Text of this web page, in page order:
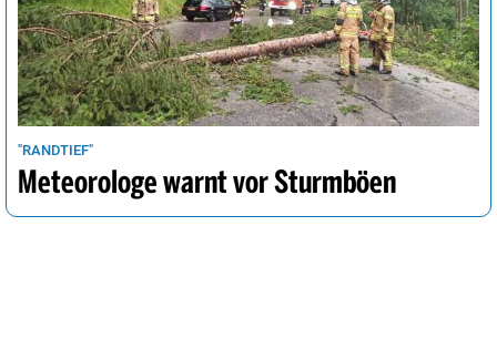
"RANDTIEF"
Meteorologe warnt vor Sturmböen